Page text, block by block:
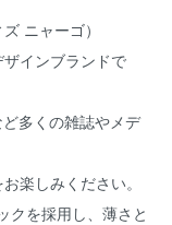
ニャーゴ）
インブランドで
多くの雑誌やメデ
楽しみください。
クを採用し、薄さと